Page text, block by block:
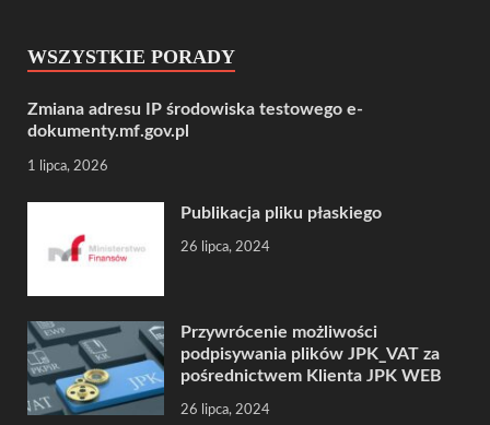
WSZYSTKIE PORADY
Zmiana adresu IP środowiska testowego e-
dokumenty.mf.gov.pl
1 lipca, 2026
Publikacja pliku płaskiego
26 lipca, 2024
Przywrócenie możliwości
podpisywania plików JPK_VAT za
pośrednictwem Klienta JPK WEB
26 lipca, 2024